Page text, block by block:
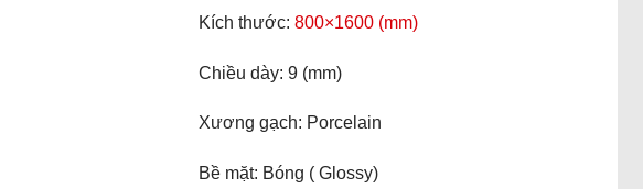
Kích thước: 800×1600 (mm)
Chiều dày: 9 (mm)
Xương gạch: Porcelain
Bề mặt: Bóng ( Glossy)